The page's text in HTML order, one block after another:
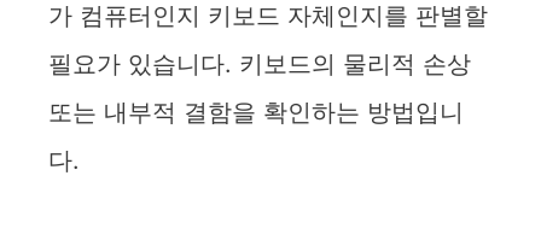
가 컴퓨터인지 키보드 자체인지를 판별할
필요가 있습니다. 키보드의 물리적 손상
또는 내부적 결함을 확인하는 방법입니
다.